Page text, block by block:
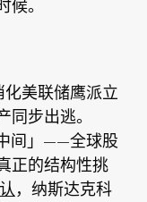
。
美联储鹰派立
步出逃。
间」——全球股
正的结构性挑
，纳斯达克科